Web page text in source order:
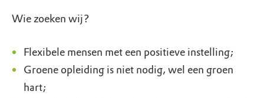
Wie zoeken wij?
Flexibele mensen met een positieve instelling;
Groene opleiding is niet nodig, wel een groen
hart;